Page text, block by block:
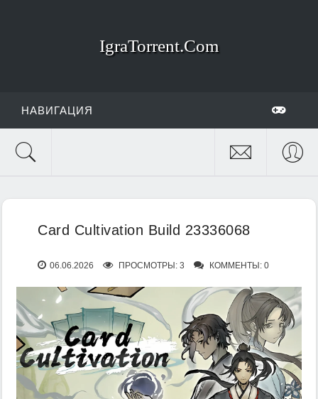
IgraTorrent.Com
НАВИГАЦИЯ
Card Cultivation Build 23336068
06.06.2026 ПРОСМОТРЫ: 3 КОММЕНТЫ: 0